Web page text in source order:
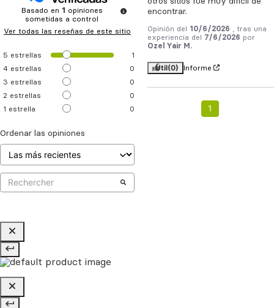
Basado en 1
opiniones
sometidas a control
Ver todas las reseñas de este sitio
5 estrellas
1
4 estrellas
0
3 estrellas
0
2 estrellas
0
1 estrella 0
Ordenar las opiniones
encontrar.
Opinión del 10/6/2026
, tras una
experiencia del 7/6/2026 por
Ozel Yair M.
Útil(0) Informe
1